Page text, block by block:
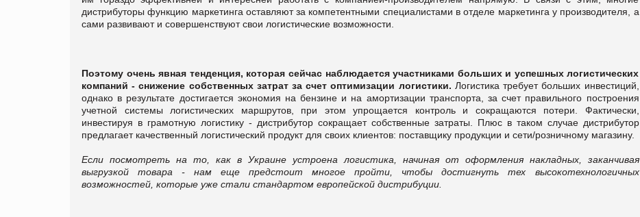
дистрибуторы функцию маркетинга оставляют за компетентными специалистами в отделе маркетинга у производителя, а
сами развивают и совершенствуют свои логистические возможности.
Поэтому очень явная тенденция, которая сейчас наблюдается участниками больших и успешных логистических
компаний - снижение собственных затрат за счет оптимизации логистики. Логистика требует больших инвестиций,
однако в результате достигается экономия на бензине и на амортизации транспорта, за счет правильного построения
учетной системы логистических маршрутов, при этом упрощается контроль и сокращаются потери. Фактически,
инвестируя в грамотную логистику - дистрибутор сокращает собственные затраты. Плюс в таком случае дистрибутор
предлагает качественный логистический продукт для своих клиентов: поставщику продукции и сети/розничному магазину.
Если посмотреть на то, как в Украине устроена логистика, начиная от оформления накладных, заканчивая
выгрузкой товара - нам еще предстоит многое пройти, чтобы достигнуть тех высокотехнологичных
возможностей, которые уже стали стандартом европейской дистрибуции.